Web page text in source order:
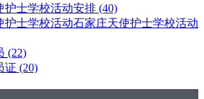
护士学校活动安排 (40)
护士学校活动石家庄天使护士学校活动
(22)
证 (20)